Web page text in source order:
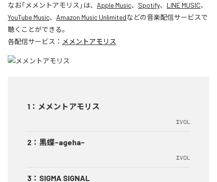
なお「メメントアモリス 」は、 Apple Music、 Spotify、 LINE MUSIC、
YouTube Music、 Amazon Music Unlimitedなどの音楽配信サービスで
聴くことができる。
各配信サービス： メメントアモリス
1 ： メメントアモリス
ΣVOL
2 ： 黒蝶-ageha-
ΣVOL
3 ： SIGMA SIGNAL